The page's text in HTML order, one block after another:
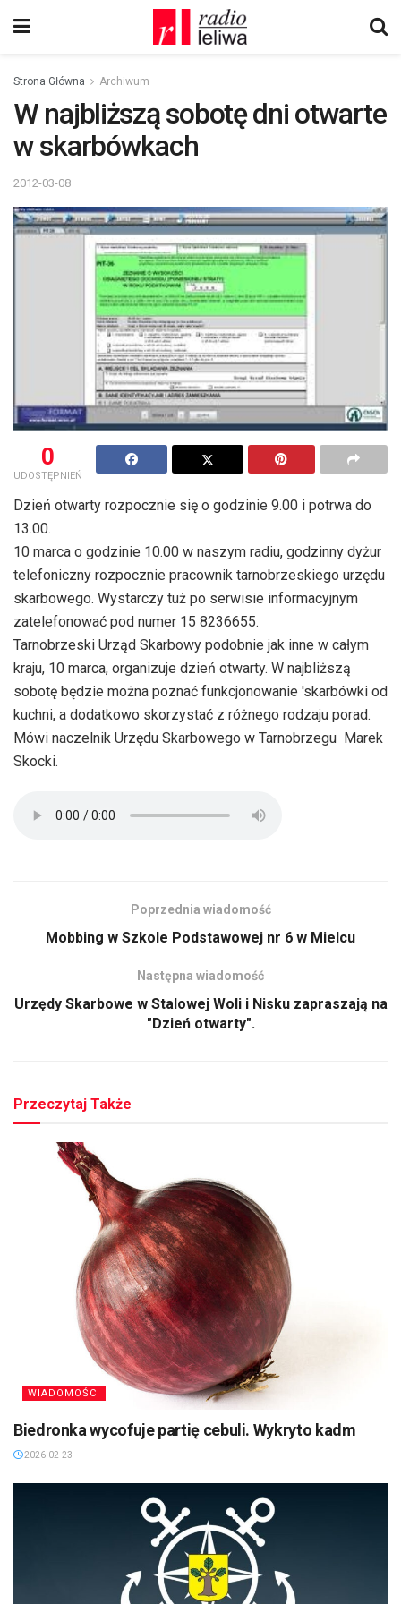
Strona Główna Archiwum
W najbliższą sobotę dni otwarte
w skarbówkach
2012-03-08
0
UDOSTĘPNIEŃ
Dzień otwarty rozpocznie się o godzinie 9.00 i potrwa do
13.00.
10 marca o godzinie 10.00 w naszym radiu, godzinny dyżur
telefoniczny rozpocznie pracownik tarnobrzeskiego urzędu
skarbowego. Wystarczy tuż po serwisie informacyjnym
zatelefonować pod numer 15 8236655.
Tarnobrzeski Urząd Skarbowy podobnie jak inne w całym
kraju, 10 marca, organizuje dzień otwarty. W najbliższą
sobotę będzie można poznać funkcjonowanie 'skarbówki od
kuchni, a dodatkowo skorzystać z różnego rodzaju porad.
Mówi naczelnik Urzędu Skarbowego w Tarnobrzegu  Marek
Skocki.
Poprzednia wiadomość
Mobbing w Szkole Podstawowej nr 6 w Mielcu
Następna wiadomość
Urzędy Skarbowe w Stalowej Woli i Nisku zapraszają na
"Dzień otwarty".
Przeczytaj Także
WIADOMOŚCI
Biedronka wycofuje partię cebuli. Wykryto kadm
2026-02-23